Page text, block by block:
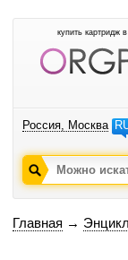
купить картридж
Россия, Москва
Главная →